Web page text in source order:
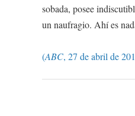
sobada, posee
un naufragio. Ahí es
(ABC, 27 de abril de